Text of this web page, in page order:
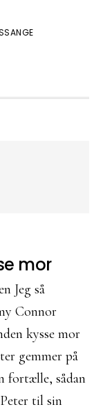
mor
Jeg så
Connor
kysse mor
gemmer på
fortælle, sådan
til sin